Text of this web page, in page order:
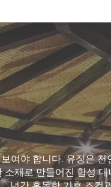
여야 합니다. 유징은
소재로 만들어진 합성